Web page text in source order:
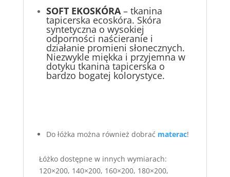
SOFT EKOSKÓRA– tkanina
tapicerska ecoskóra. Skóra
syntetyczna o wysokiej
odporności naścieranie i
działanie promieni słonecznych.
Niezwykle miękka i przyjemna w
dotyku tkanina tapicerska o
bardzo bogatej kolorystyce.
Do łóżka można również dobrać materac!
Łóżko dostępne w innych wymiarach:
120×200, 140×200, 160×200, 180×200,